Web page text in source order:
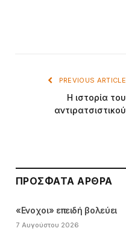
PREVIOUS ARTICLE
Η ιστορία του
αντιρατσιστικού
ΠΡΌΣΦΑΤΑ ΆΡΘΡΑ
«Ενοχοι» επειδή βολεύει
7 Αυγούστου 2026